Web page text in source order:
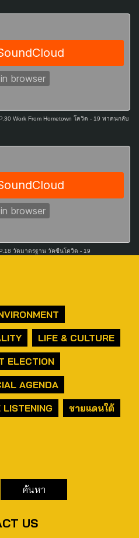
Work From Hometown โควิด - 19 พาคนกลับ
วัดมาตรฐาน วัคซีนโควิด - 19
LIFE & CULTURE
ELECTION
AGENDA
LISTENING
ชายแดนใต้
US